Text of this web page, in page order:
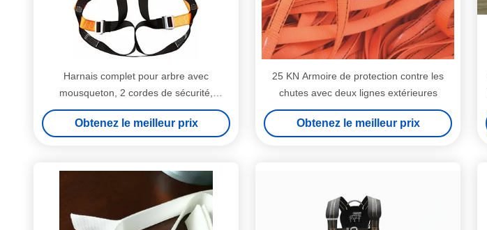
Harnais complet pour arbre avec
mousqueton, 2 cordes de sécurité,
homologué CE
Obtenez le meilleur prix
25 KN Armoire de protection contre les
chutes avec deux lignes extérieures
Obtenez le meilleur prix